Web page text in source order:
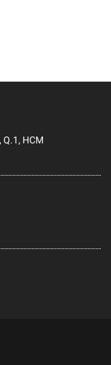
Q.1, HCM